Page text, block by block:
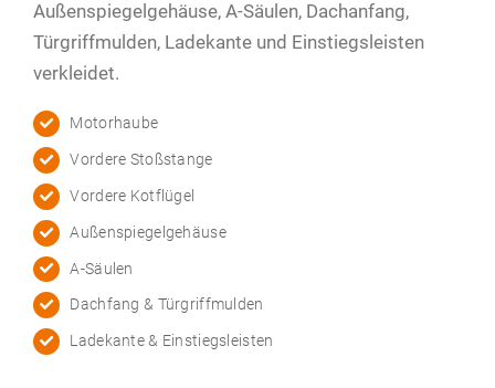
Außenspiegelgehäuse, A-Säulen, Dachanfang,
Türgriffmulden, Ladekante und Einstiegsleisten
verkleidet.
Motorhaube
Vordere Stoßstange
Vordere Kotflügel
Außenspiegelgehäuse
A-Säulen
Dachfang & Türgriffmulden
Ladekante & Einstiegsleisten